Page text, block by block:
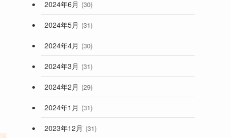
2024年6月 (30)
2024年5月 (31)
2024年4月 (30)
2024年3月 (31)
2024年2月 (29)
2024年1月 (31)
2023年12月 (31)